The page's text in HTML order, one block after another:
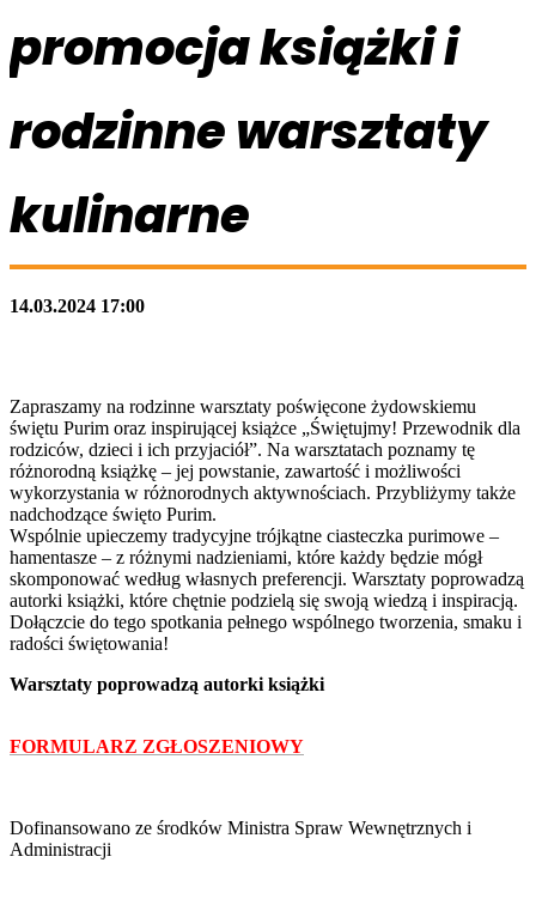
promocja książki i
rodzinne warsztaty
kulinarne
14.03.2024 17:00
Zapraszamy na rodzinne warsztaty poświęcone żydowskiemu
świętu Purim oraz inspirującej książce „Świętujmy! Przewodnik dla
rodziców, dzieci i ich przyjaciół”. Na warsztatach poznamy tę
różnorodną książkę – jej powstanie, zawartość i możliwości
wykorzystania w różnorodnych aktywnościach. Przybliżymy także
nadchodzące święto Purim.
Wspólnie upieczemy tradycyjne trójkątne ciasteczka purimowe –
hamentasze – z różnymi nadzieniami, które każdy będzie mógł
skomponować według własnych preferencji. Warsztaty poprowadzą
autorki książki, które chętnie podzielą się swoją wiedzą i inspiracją.
Dołączcie do tego spotkania pełnego wspólnego tworzenia, smaku i
radości świętowania!
Warsztaty poprowadzą autorki książki
FORMULARZ ZGŁOSZENIOWY
Dofinansowano ze środków Ministra Spraw Wewnętrznych i
Administracji